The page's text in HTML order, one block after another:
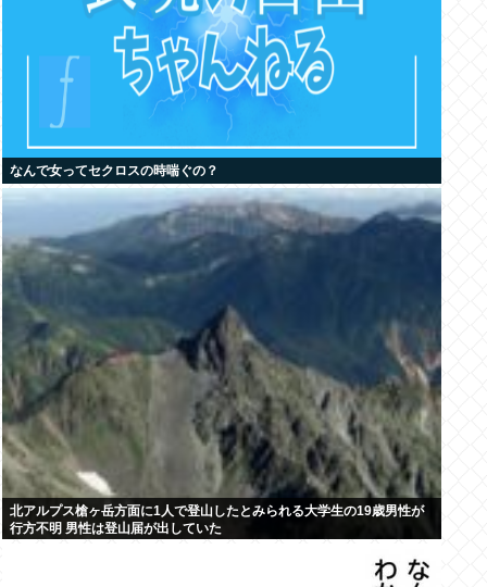
なんで女ってセクロスの時喘ぐの？
北アルプス槍ヶ岳方面に1人で登山したとみられる大学生の19歳男性が
行方不明 男性は登山届が出していた